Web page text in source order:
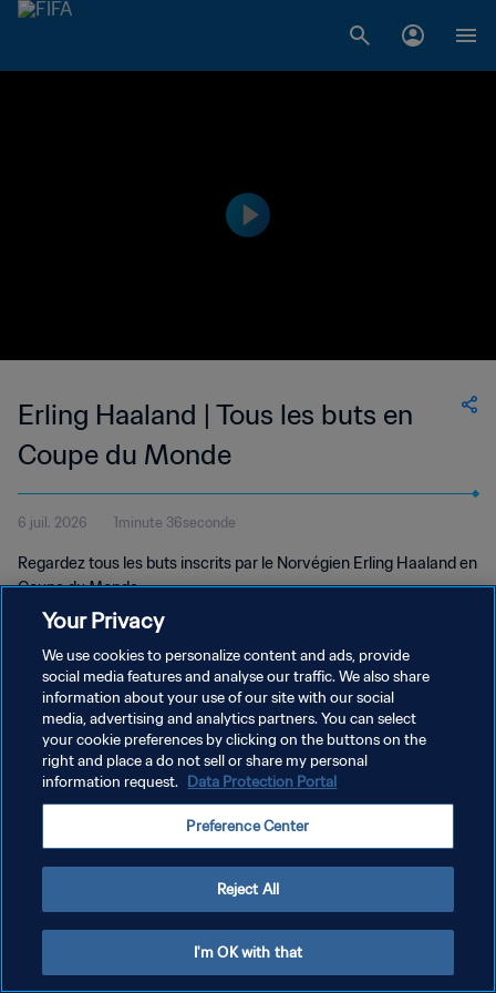
Erling Haaland | Tous les buts en
Coupe du Monde
6 juil. 2026 1minute 36seconde
Regardez tous les buts inscrits par le Norvégien Erling Haaland en
Coupe du Monde.
POLITIQUE DE CONFIDENTIALITÉ
CONDITIONS D'UTILISATION
GÉRER VOS PRÉFÉRENCES SUR LES COOKIES
Your Privacy
We use cookies to personalize content and ads, provide
social media features and analyse our traffic. We also share
information about your use of our site with our social
media, advertising and analytics partners. You can select
your cookie preferences by clicking on the buttons on the
right and place a do not sell or share my personal
information request. Data Protection Portal
Preference Center
Reject All
I'm OK with that